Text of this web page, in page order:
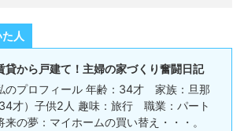
人
貸から戸建て！主婦の家づくり奮闘日記
のプロフィール 年齢：34才 家族：旦那
才）子供2人 趣味：旅行 職業：パート
来の夢：マイホームの買い替え・・・。